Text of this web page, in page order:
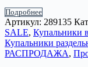
Подробнее
Артикул: 289135
SALE, Купальники
Купальники
РАСПРОДАЖА,